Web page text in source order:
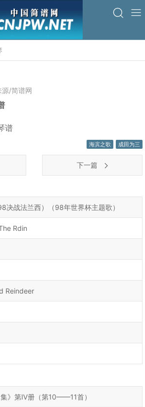
/简谱网
海滨之歌 成田为三
下一篇
战法兰西）（98年世界杯主题歌）
Rdin
Reindeer
集》第Ⅳ册（第10——11首）